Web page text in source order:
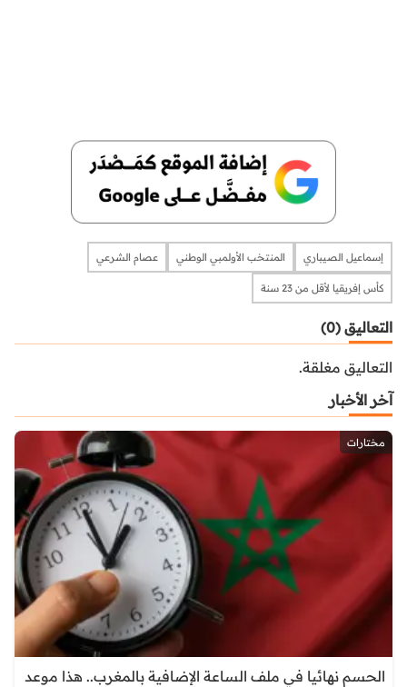
إسماعيل الصيباري المنتخب الأولمبي الوطني عصام الشرعي
كأس إفريقيا لأقل من 23 سنة
التعاليق (0)
التعاليق مغلقة.
آخر الأخبار
مختارات
الحسم نهائيا في ملف الساعة الإضافية بالمغرب.. هذا موعد